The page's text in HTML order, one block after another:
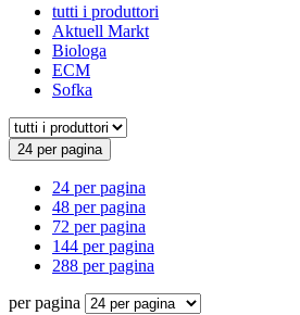
tutti i produttori
Aktuell Markt
Biologa
ECM
Sofka
24 per pagina
24 per pagina
48 per pagina
72 per pagina
144 per pagina
288 per pagina
per pagina